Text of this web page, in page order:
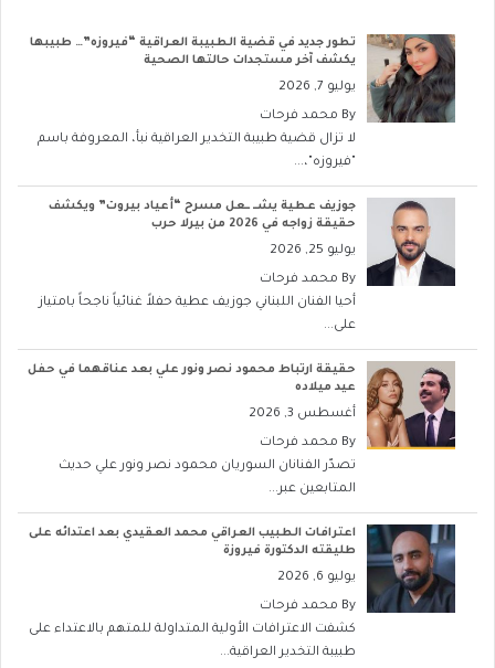
تطور جديد في قضية الطبيبة العراقية “فيروزه”… طبيبها
يكشف آخر مستجدات حالتها الصحية
يوليو 7, 2026
By محمد فرحات
لا تزال قضية طبيبة التخدير العراقية نبأ، المعروفة باسم
"فيروزه"،...
جوزيف عطية يشــ ــعل مسرح “أعياد بيروت” ويكشف
حقيقة زواجه في 2026 من بيرلا حرب
يوليو 25, 2026
By محمد فرحات
أحيا الفنان اللبناني جوزيف عطية حفلاً غنائياً ناجحاً بامتياز
على...
حقيقة ارتباط محمود نصر ونور علي بعد عناقهما في حفل
عيد ميلاده
أغسطس 3, 2026
By محمد فرحات
تصدّر الفنانان السوريان محمود نصر ونور علي حديث
المتابعين عبر...
اعترافات الطبيب العراقي محمد العقيدي بعد اعتدائه على
طليقته الدكتورة فيروزة
يوليو 6, 2026
By محمد فرحات
كشفت الاعترافات الأولية المتداولة للمتهم بالاعتداء على
طبيبة التخدير العراقية...